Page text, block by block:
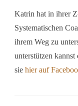
Katrin hat in ihrer
Systematischen
ihrem Weg zu
unterstützen
sie hier auf